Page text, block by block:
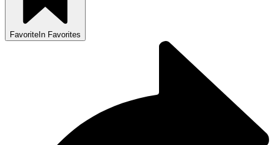
Favorite In Favorites